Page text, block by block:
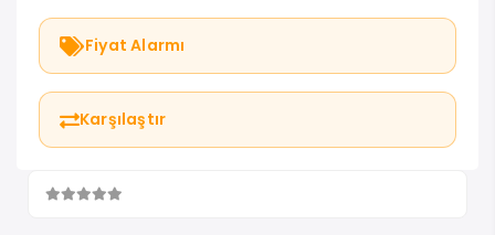
Fiyat Alarmı
Karşılaştır